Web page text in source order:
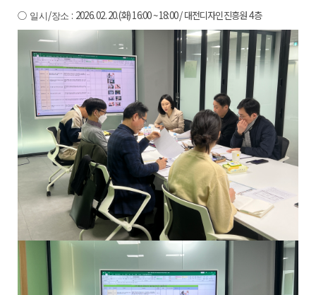
○ 일시 /장소 : 2026. 02. 20.(화) 16:00 ~ 18:00 /대전디자인진흥원4층